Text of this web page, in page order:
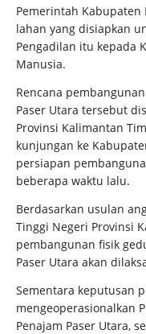
Pemerintah Kabupaten
lahan yang disiapkan
Pengadilan itu kepada
Manusia.
Rencana
Paser Utara tersebut
Provinsi Kalimantan
kunjungan ke
persiapan
beberapa waktu lalu.
Berdasarkan usulan
Tinggi Negeri Provinsi
pembangunan fisik
Paser Utara akan
Sementara keputusan
mengeoperasionalkan
Penajam Paser Utara,